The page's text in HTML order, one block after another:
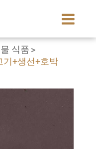
식품
기+생선+호박